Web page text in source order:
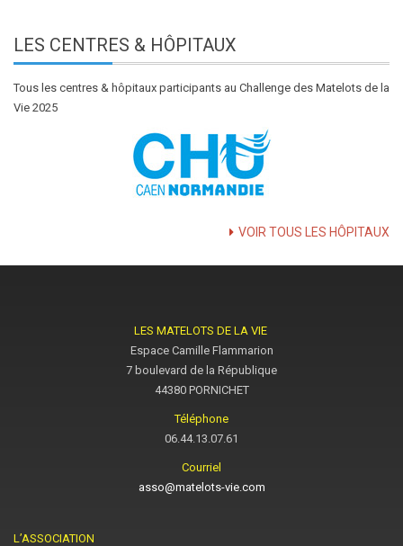
LES CENTRES & HÔPITAUX
Tous les centres & hôpitaux participants au Challenge des Matelots de la
Vie 2025
VOIR TOUS LES HÔPITAUX
LES MATELOTS DE LA VIE
Espace Camille Flammarion
7 boulevard de la République
44380 PORNICHET
Téléphone
06.44.13.07.61
Courriel
asso@matelots-vie.com
L’ASSOCIATION